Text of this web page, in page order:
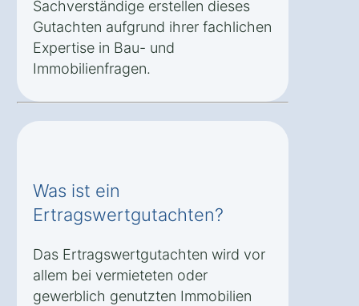
Sachverständige erstellen dieses
Gutachten aufgrund ihrer fachlichen
Expertise in Bau- und
Immobilienfragen.
Was ist ein
Ertragswertgutachten?
Das Ertragswertgutachten wird vor
allem bei vermieteten oder
gewerblich genutzten Immobilien